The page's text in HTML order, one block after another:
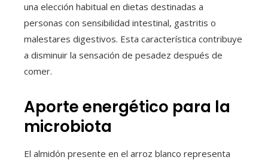
una elección habitual en dietas destinadas a
personas con sensibilidad intestinal, gastritis o
malestares digestivos. Esta característica contribuye
a disminuir la sensación de pesadez después de
comer.
Aporte energético para la
microbiota
El almidón presente en el arroz blanco representa